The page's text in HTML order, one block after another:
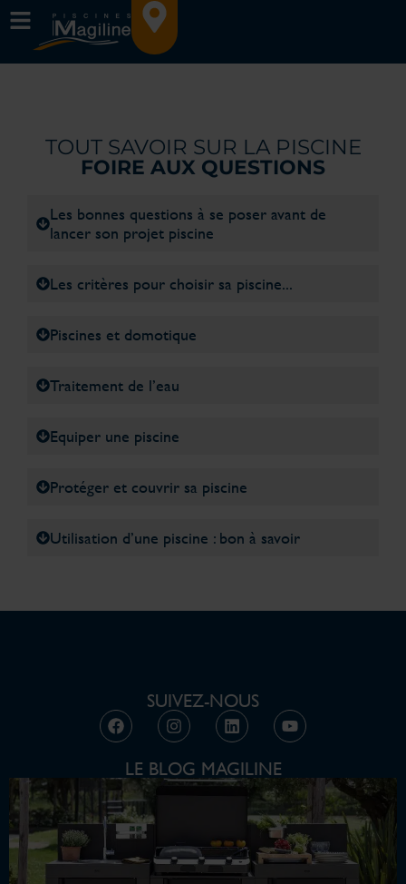
TOUT SAVOIR SUR LA PISCINE
FOIRE AUX QUESTIONS
Les bonnes questions à se poser avant de
lancer son projet piscine
Les critères pour choisir sa piscine...
Piscines et domotique
Traitement de l’eau
Equiper une piscine
Protéger et couvrir sa piscine
Utilisation d’une piscine : bon à savoir
SUIVEZ-NOUS
LE BLOG MAGILINE